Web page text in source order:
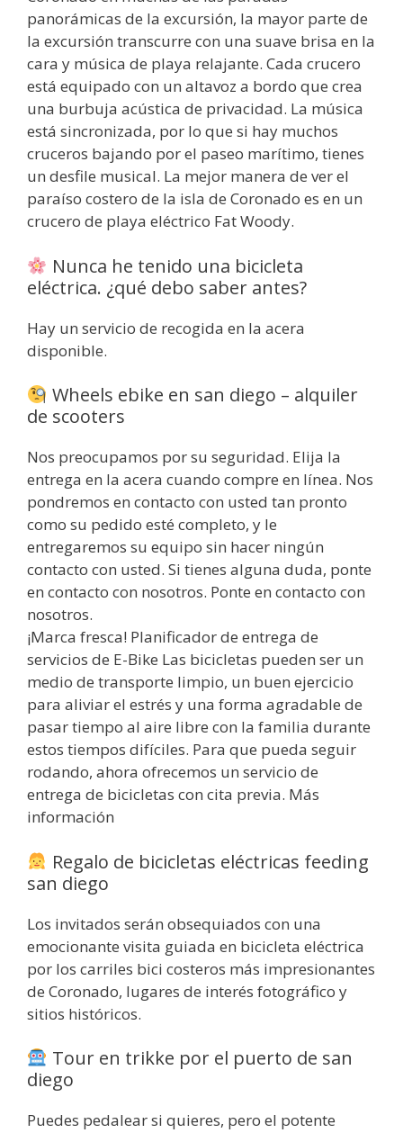
panorámicas de la excursión, la mayor parte de
la excursión transcurre con una suave brisa en la
cara y música de playa relajante. Cada crucero
está equipado con un altavoz a bordo que crea
una burbuja acústica de privacidad. La música
está sincronizada, por lo que si hay muchos
cruceros bajando por el paseo marítimo, tienes
un desfile musical. La mejor manera de ver el
paraíso costero de la isla de Coronado es en un
crucero de playa eléctrico Fat Woody.
Nunca he tenido una bicicleta
eléctrica. ¿qué debo saber antes?
Hay un servicio de recogida en la acera
disponible.
Wheels ebike en san diego – alquiler
de scooters
Nos preocupamos por su seguridad. Elija la
entrega en la acera cuando compre en línea. Nos
pondremos en contacto con usted tan pronto
como su pedido esté completo, y le
entregaremos su equipo sin hacer ningún
contacto con usted. Si tienes alguna duda, ponte
en contacto con nosotros. Ponte en contacto con
nosotros.
¡Marca fresca! Planificador de entrega de
servicios de E-Bike Las bicicletas pueden ser un
medio de transporte limpio, un buen ejercicio
para aliviar el estrés y una forma agradable de
pasar tiempo al aire libre con la familia durante
estos tiempos difíciles. Para que pueda seguir
rodando, ahora ofrecemos un servicio de
entrega de bicicletas con cita previa. Más
información
Regalo de bicicletas eléctricas feeding
san diego
Los invitados serán obsequiados con una
emocionante visita guiada en bicicleta eléctrica
por los carriles bici costeros más impresionantes
de Coronado, lugares de interés fotográfico y
sitios históricos.
Tour en trikke por el puerto de san
diego
Puedes pedalear si quieres, pero el potente